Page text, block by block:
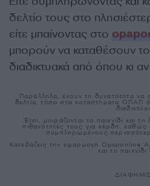
δελτίο τους στο
είτε μπαίνοντας στο
μπορούν να καταθέσουν
διαδικτυακά από όπου κι αν
Παράλληλα, έχουν τη δυνατότητα να
δελτία, τόσο στα καταστήματα ΟΠΑΠ
Έτσι, μοιράζονται το παιχνίδι και
πιθανότητές τους για κέρδη, καθώς
συμπληρωμένους
Κατεβάζεις την εφαρμογή Οpaponline
και το παιχνίδι